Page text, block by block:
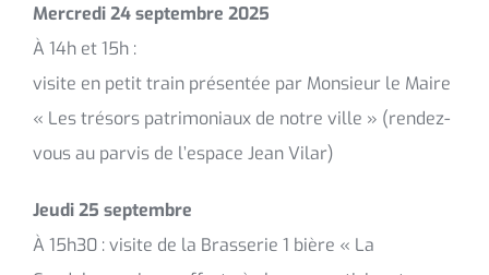
Mercredi 24 septembre 2025
À 14h et 15h :
visite en petit train présentée par Monsieur le Maire
« Les trésors patrimoniaux de notre ville » (rendez-
vous au parvis de l’espace Jean Vilar)
Jeudi 25 septembre
À 15h30 : visite de la Brasserie 1 bière « La